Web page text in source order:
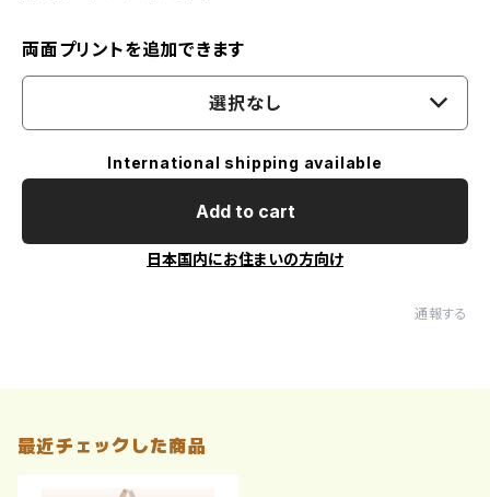
両面プリントを追加できます
選択なし
International shipping available
Add to cart
日本国内にお住まいの方向け
通報する
最近チェックした商品